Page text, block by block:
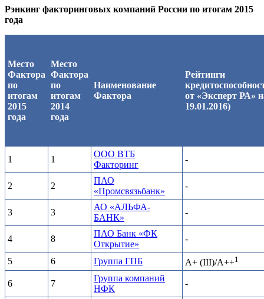
Рэнкинг факторинговых компаний России по итогам 2015
года
Место
Фактора
по
итогам
2015
года
Место
Фактора
по
итогам
2014
года
Наименование
Фактора
Рейтинги
от «Эксперт РА»
19.01.2016)
1 1
ООО ВТБ
Факторинг
-
2 2
ПАО
«Промсвязьбанк»
-
3 3
АО «АЛЬФА-
БАНК»
-
4 8
ПАО Банк «ФК
Открытие»
-
5 6 Группа ГПБ A+ (III)/A++1
6 7
Группа компаний
НФК
-